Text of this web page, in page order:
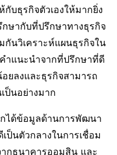
บธุรกิจตัวเองให้มากยิ่ง
ษากับที่ปรึกษาทางธุรกิจ
กันวิเคราะห์แผนธุรกิจใน
ำแนะนำจากที่ปรึกษาที่ดี
ยลงและธุรกิจสามารถ
เป็นอย่างมาก
ได้ข้อมูลด้านการพัฒนา
ป็นตัวกลางในการเชื่อม
ากธนาคารออมสิน และ